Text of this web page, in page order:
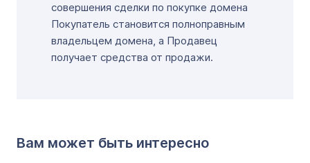
совершения сделки по покупке домена
Покупатель становится полноправным
владельцем домена, а Продавец
получает средства от продажи.
Вам может быть интересно